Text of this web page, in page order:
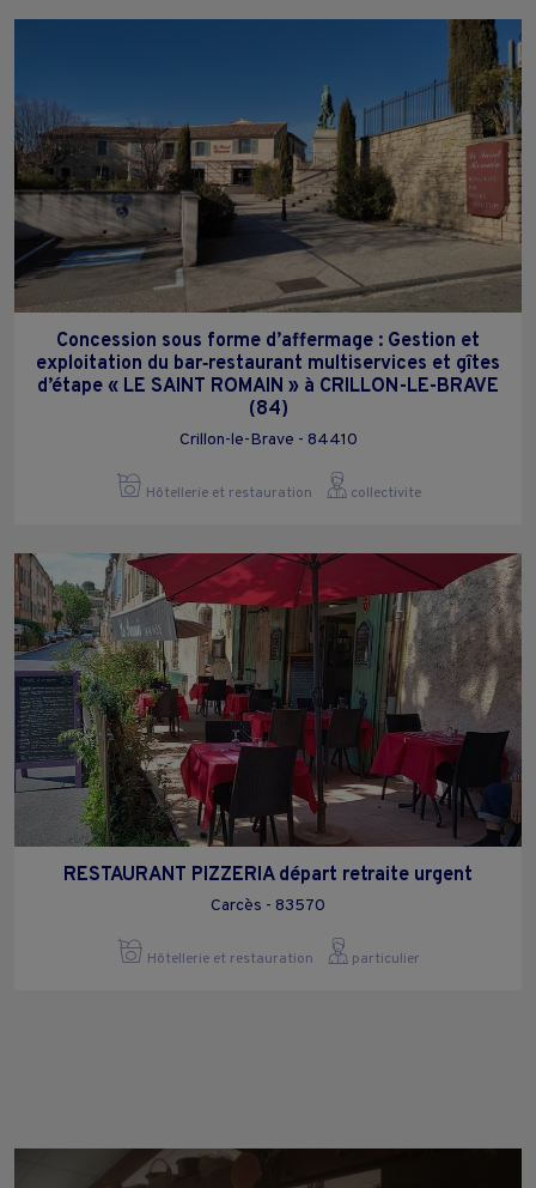
Concession sous forme d’affermage : Gestion et
exploitation du bar‑restaurant multiservices et gîtes
d’étape « LE SAINT ROMAIN » à CRILLON-LE-BRAVE
(84)
Crillon-le-Brave - 84410
Hôtellerie et restauration collectivite
RESTAURANT PIZZERIA départ retraite urgent
Carcès - 83570
Hôtellerie et restauration particulier